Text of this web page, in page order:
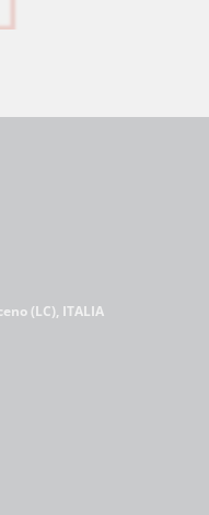
(LC), ITALIA